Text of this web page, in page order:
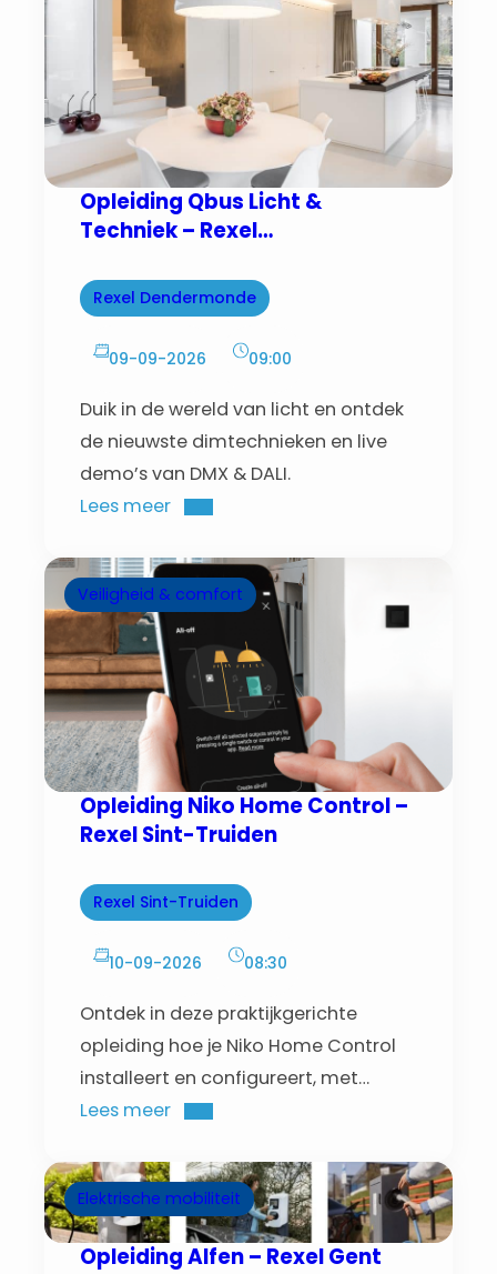
Opleiding Qbus Licht &
Techniek – Rexel
Rexel Dendermonde
09-09-2026 09:00
Duik in de wereld van licht en ontdek
de nieuwste dimtechnieken en live
demo’s van DMX & DALI.
Lees meer
Veiligheid & comfort
Opleiding Niko Home Control –
Rexel Sint-Truiden
Rexel Sint-Truiden
10-09-2026 08:30
Ontdek in deze praktijkgerichte
opleiding hoe je Niko Home Control
installeert en configureert, met
hands-on oefeningen en begeleiding
Lees meer
Elektrische mobiliteit
Opleiding Alfen – Rexel Gent